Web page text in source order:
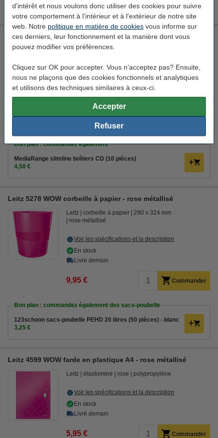
d'intérêt et nous voulons donc utiliser des cookies pour suivre
votre comportement à l'intérieur et à l'extérieur de notre site
web. Notre politique en matière de cookies vous informe sur
ces derniers, leur fonctionnement et la manière dont vous
pouvez modifier vos préférences.
Cliquez sur OK pour accepter. Vous n’acceptez pas? Ensuite,
nous ne plaçons que des cookies fonctionnels et analytiques
et utilisons des techniques similaires à ceux-ci.
Accepter
Refuser
8,50 €
Leitz 6041 WOW boîte pour CD - rose métallisé
Leitz
136 x 352 x 143 mm (LxlxH)
Voir les spécifications et la description
En stock
Livré demain
8,95 € Commander
Bon plan : commandez également
MediaRange slimline boîtiers CD (10 pièces)
4,50 €
Leitz 5278 WOW corbeille à papier - rose métallisé
Leitz corbeille à papier
290 x 324 mm
rose métallisé
Voir les spécifications et la description
En stock
Livré demain
9,95 € Commander
Bon plan : commandez également des sacs-poubelle
123schoon sacs-poubelle PEHD 20 litres (50 pièces) - blanc
3,25 €
Leitz 4599 WOW farde en plastique A4 - rose métallisé
Leitz élastomère rose polypropylène
Voir les spécifications et la description
En stock
Livré demain
5,95 € Commander